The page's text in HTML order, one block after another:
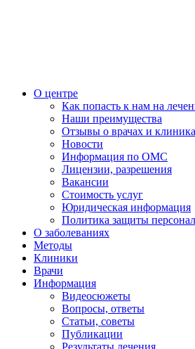
О центре
Как попасть к нам на
Наши преимущества
Отзывы о врачах и
Новости
Информация по ОМС
Лицензии, разрешения
Вакансии
Стоимость услуг
Юридическая информация
Политика защиты
О заболеваниях
Методы
Клиники
Врачи
Информация
Видеосюжеты
Вопросы, ответы
Статьи, советы
Публикации
Результаты лечения